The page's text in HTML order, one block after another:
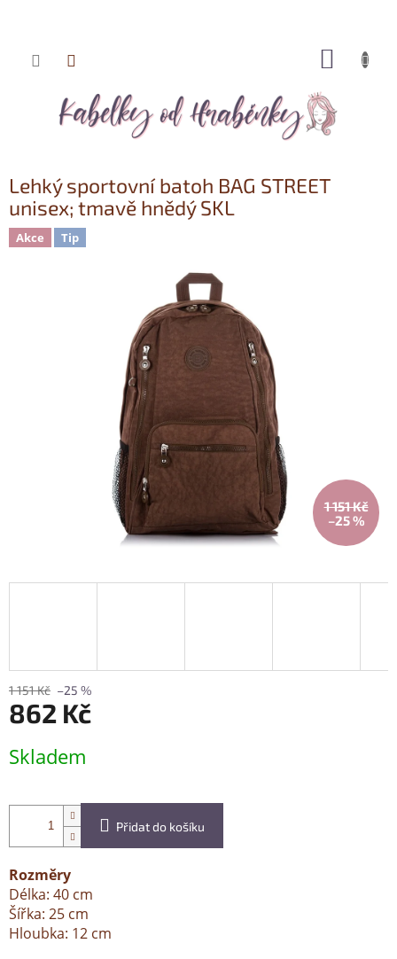
Přejít
Lehký sportovní batoh BAG STREET
unisex; tmavě hnědý SKL
Akce Tip
1 151 Kč
–25 %
1 151 Kč –25 %
862 Kč
cena:
Skladem
Přidat do košíku
Rozměry
Délka: 40 cm
Šířka: 25 cm
Hloubka: 12 cm